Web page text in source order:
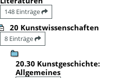
148 Einträge
20 Kunstwissenschaften
8 Einträge
20.30 Kunstgeschichte:
Allgemeines